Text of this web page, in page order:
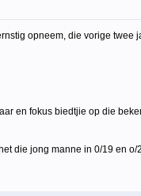
opneem, die vorige twee
en fokus biedtjie op die
die jong manne in 0/19 en o/